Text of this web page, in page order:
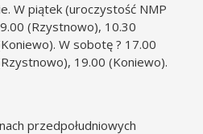
W piątek (uroczystość NMP
(Rzystnowo), 10.30
W sobotę ? 17.00
19.00 (Koniewo).
przedpołudniowych